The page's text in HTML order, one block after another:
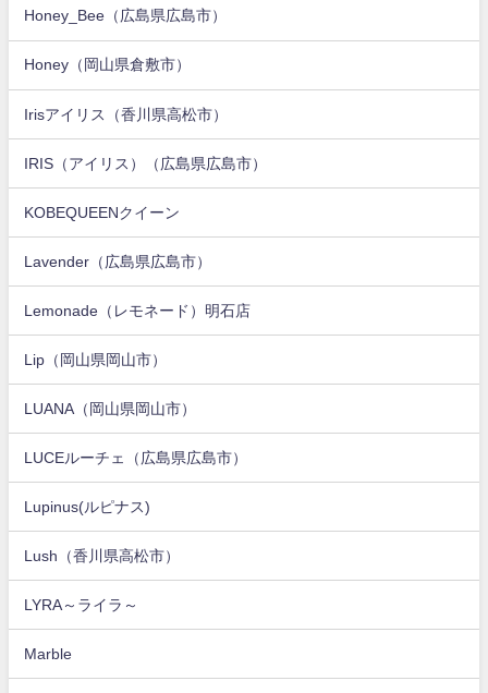
Honey_Bee（広島県広島市）
Honey（岡山県倉敷市）
Irisアイリス（香川県高松市）
IRIS（アイリス）（広島県広島市）
KOBEQUEENクイーン
Lavender（広島県広島市）
Lemonade（レモネード）明石店
Lip（岡山県岡山市）
LUANA（岡山県岡山市）
LUCEルーチェ（広島県広島市）
Lupinus(ルピナス)
Lush（香川県高松市）
LYRA～ライラ～
Marble